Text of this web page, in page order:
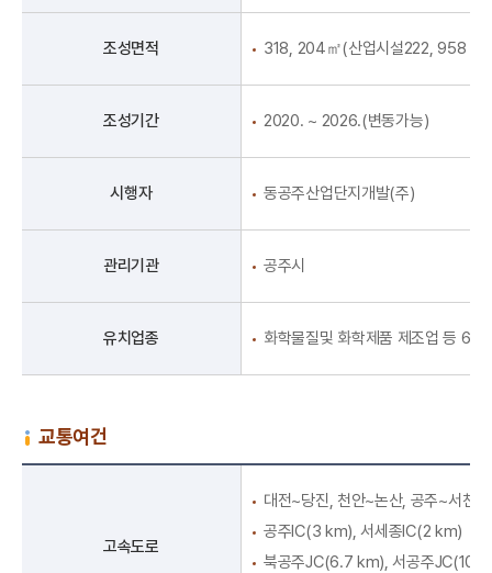
조성면적 318, 204㎡(산업시설222, 958 ㎡)
조성기간 2020. ~ 2026.(변동가능)
시행자 동공주산업단지개발(주)
관리기관 공주시
유치업종 화학물질및 화학제품 제조업 등 6개
교통여건
고속도로
대전~당진, 천안~논산, 공주~서천
공주IC(3 km), 서세종IC(2 km)
북공주JC(6.7 km), 서공주JC(10